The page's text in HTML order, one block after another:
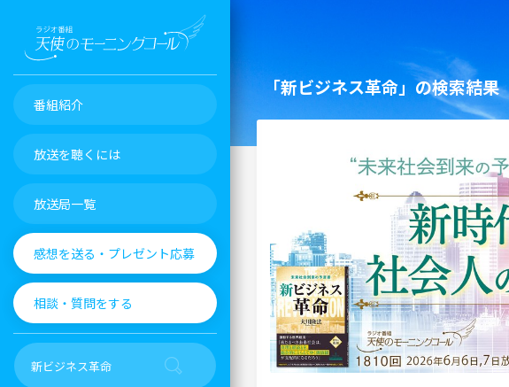
番組紹介
放送を聴くには
放送局一覧
感想を送る・プレゼント応募
相談・質問をする
「新ビジネス革命」の検索結果